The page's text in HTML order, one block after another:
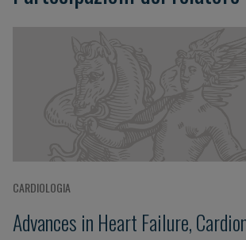
CARDIOLOGIA
Advances in Heart Failure,